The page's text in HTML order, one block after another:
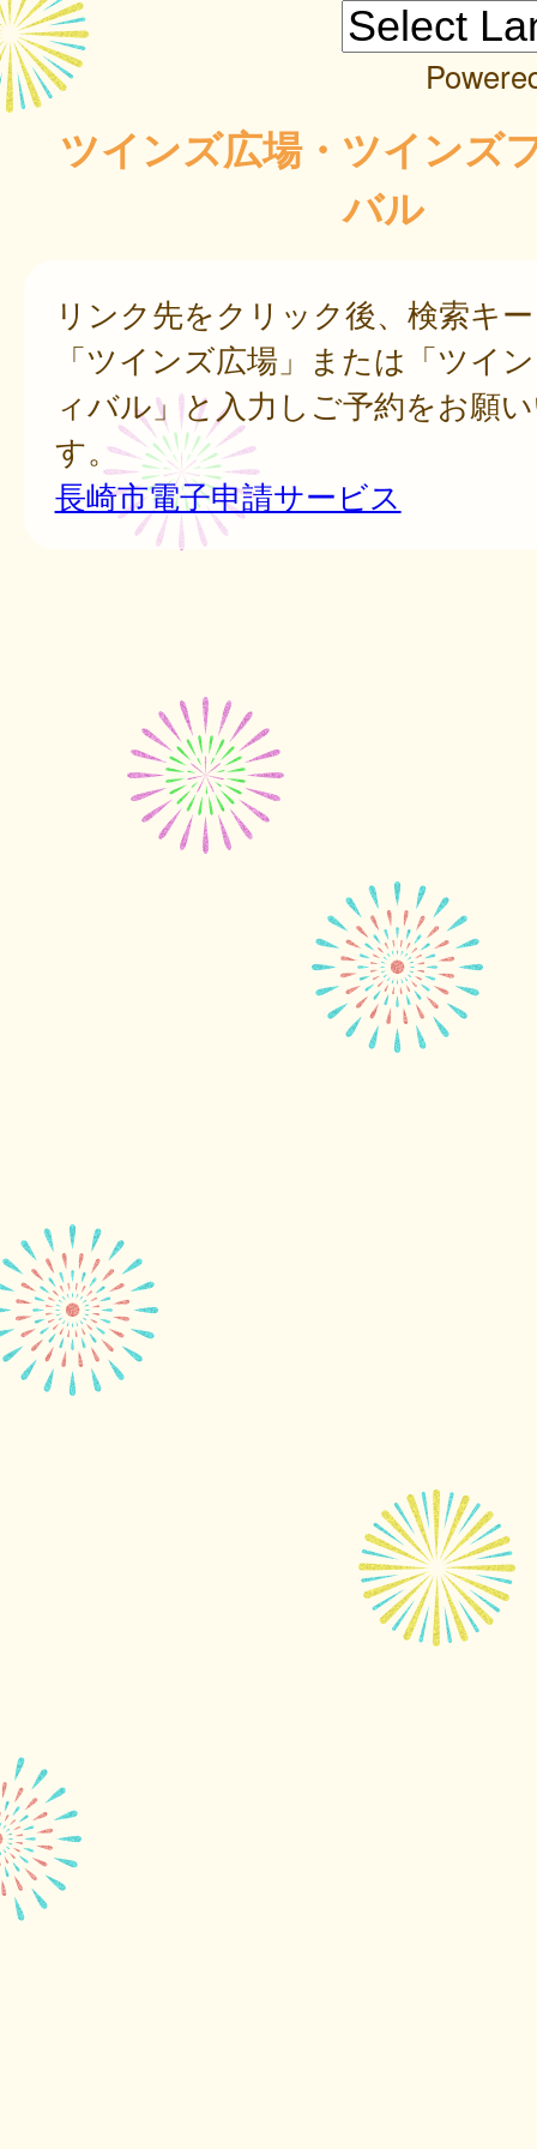
ツインズ広場・ツインズ
バル
リンク先をクリック後、検索キ
「ツインズ広場」または「ツイ
ィバル」と入力しご予約をお願
す。
長崎市電子申請サービス